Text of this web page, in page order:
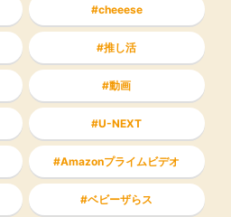
cheeese
推し活
動画
U-NEXT
Amazonプライムビデオ
ベビーザらス